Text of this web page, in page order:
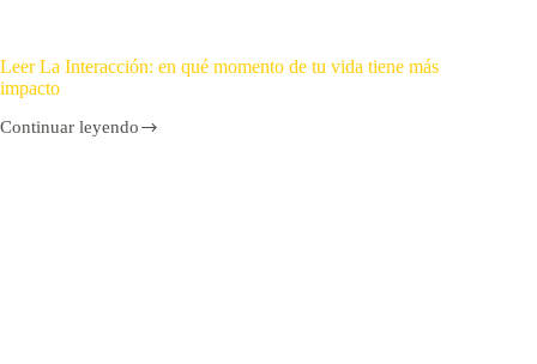
Leer La Interacción: en qué momento de tu vida tiene más
impacto
Continuar leyendo